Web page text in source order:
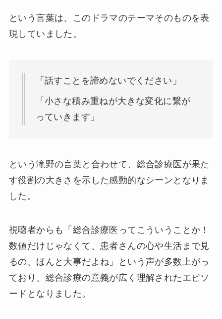
という言葉は、このドラマのテーマそのものを表
現していました。
「話すことを諦めないでください」
「小さな積み重ねが大きな変化に繋が
っていきます」
という滝野の言葉と合わせて、総合診療医が果た
す役割の大きさを示した感動的なシーンとなりま
した。
視聴者からも「総合診療医ってこういうことか！
数値だけじゃなくて、患者さんの心や生活まで見
るの、ほんと大事だよね」という声が多数上がっ
ており、総合診療の意義が広く理解されたエピソ
ードとなりました。